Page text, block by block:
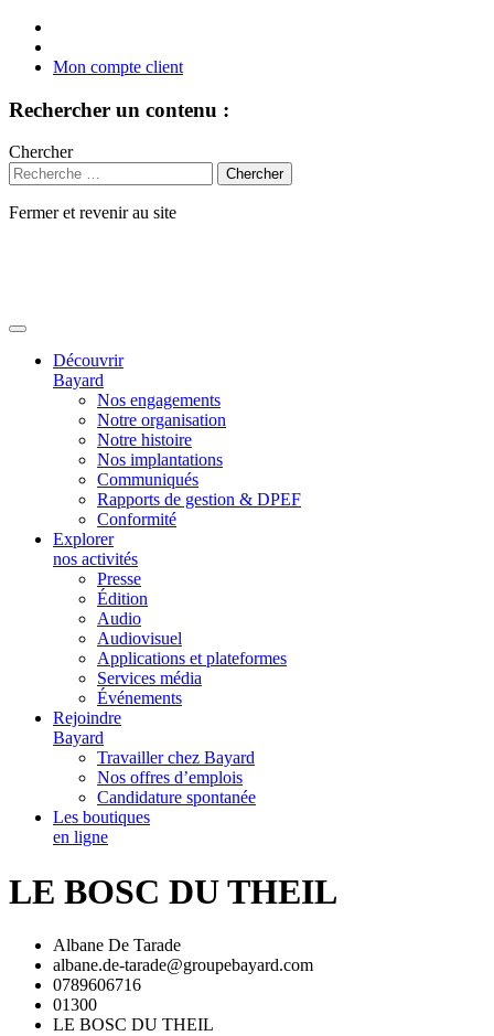
Mon compte client
Rechercher un contenu :
Chercher
Fermer et revenir au site
Découvrir
Bayard
Nos engagements
Notre organisation
Notre histoire
Nos implantations
Communiqués
Rapports de gestion & DPEF
Conformité
Explorer
nos activités
Presse
Édition
Audio
Audiovisuel
Applications et plateformes
Services média
Événements
Rejoindre
Bayard
Travailler chez Bayard
Nos offres d’emplois
Candidature spontanée
Les boutiques
en ligne
LE BOSC DU THEIL
Albane De Tarade
albane.de-tarade@groupebayard.com
0789606716
01300
LE BOSC DU THEIL